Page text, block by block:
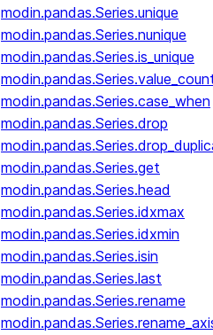
modin.pandas.Series.unique
modin.pandas.Series.nunique
modin.pandas.Series.is_unique
modin.pandas.Series.case_when
modin.pandas.Series.drop
modin.pandas.Series.get
modin.pandas.Series.head
modin.pandas.Series.idxmax
modin.pandas.Series.idxmin
modin.pandas.Series.isin
modin.pandas.Series.last
modin.pandas.Series.rename